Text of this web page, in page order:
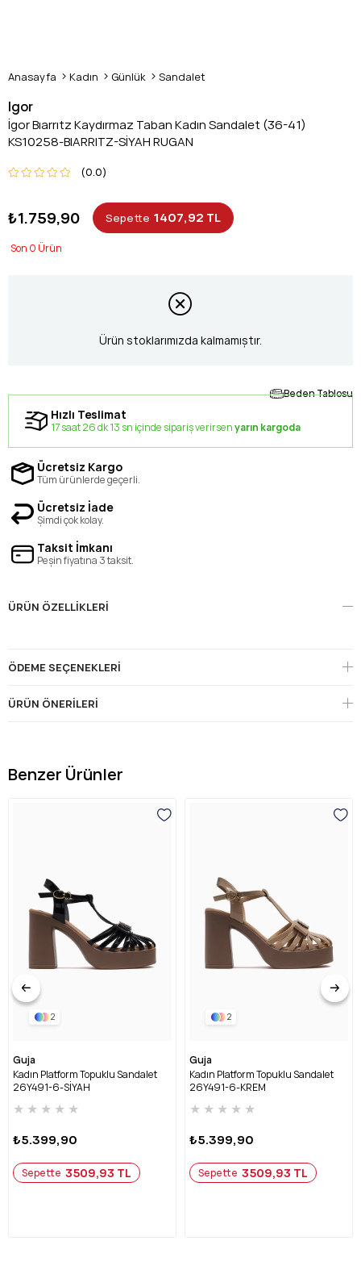
Anasayfa Kadın Günlük Sandalet
Igor
İgor Bıarrıtz Kaydırmaz Taban Kadın Sandalet (36-41)
KS10258-BIARRITZ-SİYAH RUGAN
0.0
₺1.759,90 Sepette 1407,92 TL
0
Ürün stoklarımızda kalmamıştır.
Beden Tablosu
Hızlı Teslimat
17 saat 26 dk 12 sn içinde sipariş verirsenyarın kargoda
Ücretsiz Kargo
Tüm ürünlerde geçerli.
Ücretsiz İade
Şimdi çok kolay.
Taksit İmkanı
Peşin fiyatına 3 taksit.
ÜRÜN ÖZELLIKLERI
ÖDEME SEÇENEKLERI
ÜRÜN ÖNERILERI
Benzer Ürünler
2
Guja
Kadın Platform Topuklu Sandalet
26Y491-6-SİYAH
★ ★ ★ ★ ★
₺5.399,90
Sepette 3509,93 TL
2
Guja
Kadın Platform Topuklu Sandalet
26Y491-6-KREM
★ ★ ★ ★ ★
₺5.399,90
Sepette 3509,93 TL